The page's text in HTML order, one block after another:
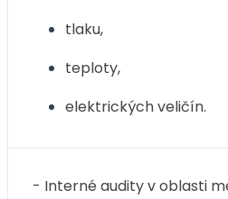
tlaku,
teploty,
elektrických veličín.
- Interné audity v oblasti